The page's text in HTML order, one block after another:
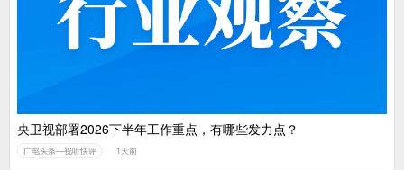
央卫视部署2026下半年工作重点，有哪些发力点？
广电头条—视听快评 1天前